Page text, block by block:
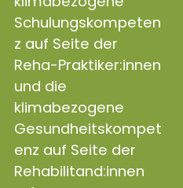
Schulungskompeten
z auf Seite der
Reha-Praktiker:innen
und die
klimabezogene
Gesundheitskompet
enz auf Seite der
Rehabilitand:innen